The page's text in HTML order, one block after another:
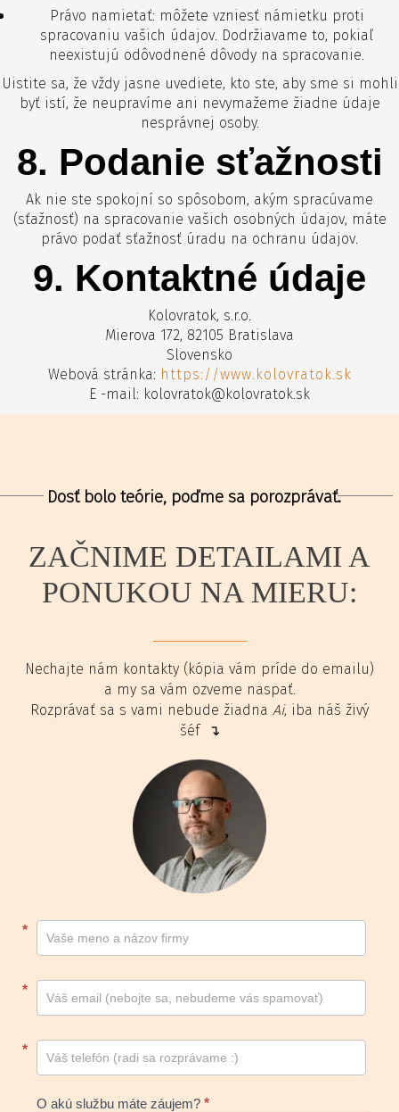
Právo namietať: môžete vzniesť námietku proti
spracovaniu vašich údajov. Dodržiavame to, pokiaľ
neexistujú odôvodnené dôvody na spracovanie.
Uistite sa, že vždy jasne uvediete, kto ste, aby sme si mohli
byť istí, že neupravíme ani nevymažeme žiadne údaje
nesprávnej osoby.
8. Podanie sťažnosti
Ak nie ste spokojní so spôsobom, akým spracúvame
(sťažnosť) na spracovanie vašich osobných údajov, máte
právo podať sťažnosť úradu na ochranu údajov.
9. Kontaktné údaje
Kolovratok, s.r.o.
Mierova 172, 82105 Bratislava
Slovensko
Webová stránka: https://www.kolovratok.sk
E -mail: kolovratok@kolovratok.sk
Dosť bolo teórie, poďme sa porozprávať.
ZAČNIME DETAILAMI A
PONUKOU NA MIERU:
Nechajte nám kontakty (kópia vám príde do emailu)
a my sa vám ozveme naspať.
Rozprávať sa s vami nebude žiadna Ai, iba náš živý
šéf ↴
Kontakt
footer
*
*
*
O akú službu máte záujem? *